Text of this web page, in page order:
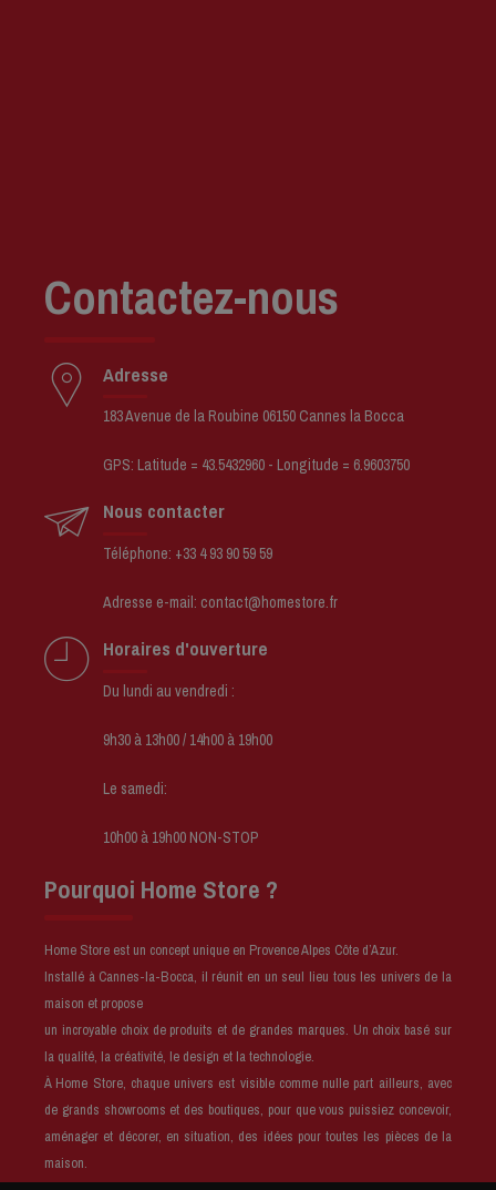
Contactez-nous
Adresse
183 Avenue de la Roubine 06150 Cannes la Bocca
GPS: Latitude = 43.5432960 - Longitude = 6.9603750
Nous contacter
Téléphone: +33 4 93 90 59 59
Adresse e-mail: contact@homestore.fr
Horaires d'ouverture
Du lundi au vendredi :
9h30 à 13h00 / 14h00 à 19h00
Le samedi:
10h00 à 19h00 NON-STOP
Pourquoi Home Store ?
Home Store est un concept unique en Provence Alpes Côte d’Azur.
Installé à Cannes-la-Bocca, il réunit en un seul lieu tous les univers de la
maison et propose
un incroyable choix de produits et de grandes marques. Un choix basé sur
la qualité, la créativité, le design et la technologie.
À Home Store, chaque univers est visible comme nulle part ailleurs, avec
de grands showrooms et des boutiques, pour que vous puissiez concevoir,
aménager et décorer, en situation, des idées pour toutes les pièces de la
maison.